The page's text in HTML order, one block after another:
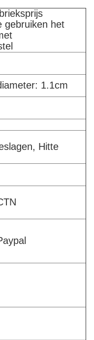
gebruiken het
1.1cm
Hitte